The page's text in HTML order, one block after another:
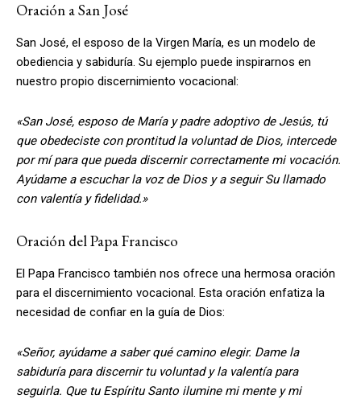
Oración a San José
San José, el esposo de la Virgen María, es un modelo de
obediencia y sabiduría. Su ejemplo puede inspirarnos en
nuestro propio discernimiento vocacional:
«San José, esposo de María y padre adoptivo de Jesús, tú
que obedeciste con prontitud la voluntad de Dios, intercede
por mí para que pueda discernir correctamente mi vocación.
Ayúdame a escuchar la voz de Dios y a seguir Su llamado
con valentía y fidelidad.»
Oración del Papa Francisco
El Papa Francisco también nos ofrece una hermosa oración
para el discernimiento vocacional. Esta oración enfatiza la
necesidad de confiar en la guía de Dios:
«Señor, ayúdame a saber qué camino elegir. Dame la
sabiduría para discernir tu voluntad y la valentía para
seguirla. Que tu Espíritu Santo ilumine mi mente y mi